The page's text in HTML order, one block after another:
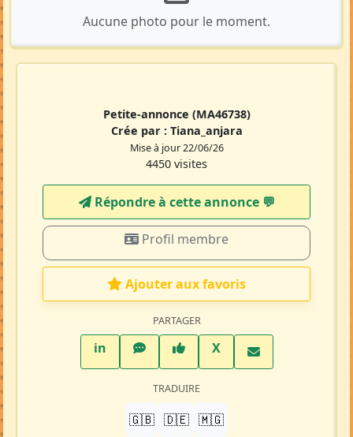
Aucune photo pour le moment.
Petite-annonce (MA46738)
Crée par : Tiana_anjara
Mise à jour 22/06/26
4450 visites
Répondre à cette annonce 💬​
Profil membre
Ajouter aux favoris
PARTAGER
inLinkedInWhatsAppFacebook
XTwitter X
TRADUIRE
🇬🇧 🇩🇪 🇲🇬